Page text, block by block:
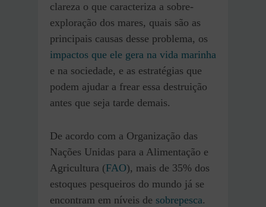
clareza o que caracteriza a sobre-
exploração dos mares, quais são as
principais causas desse problema, os
impactos que ele gera na vida marinha
e na sociedade, e as estratégias que
podem ajudar a frear essa destruição
antes que seja tarde demais.
De acordo com a Organização das
Nações Unidas para a Alimentação e
Agricultura (FAO), mais de 35% dos
estoques pesqueiros do mundo já se
encontram em níveis de sobrepesca.